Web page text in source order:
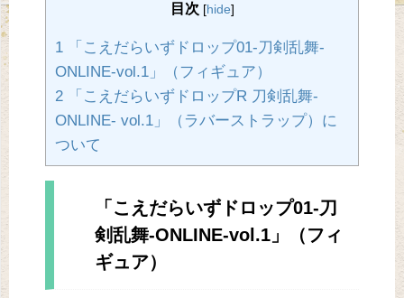
目次 [hide]
1 「こえだらいずドロップ01-刀剣乱舞-
ONLINE-vol.1」（フィギュア）
2 「こえだらいずドロップR 刀剣乱舞-
ONLINE- vol.1」（ラバーストラップ）に
ついて
「こえだらいずドロップ01-刀
剣乱舞-ONLINE-vol.1」（フィ
ギュア）